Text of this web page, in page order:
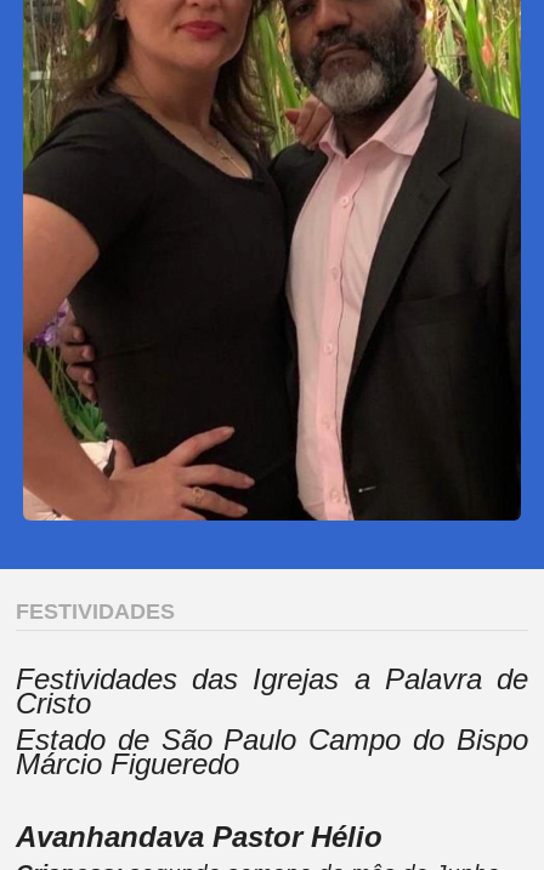
FESTIVIDADES
Festividades das Igrejas a Palavra de
Cristo
Estado de São Paulo Campo do Bispo
Márcio Figueredo
Avanhandava Pastor Hélio